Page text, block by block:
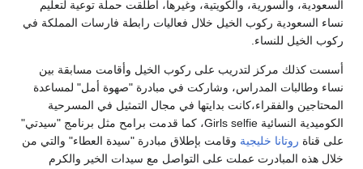
السعودية، والسورية، والكويتية، وغيرها، أطلقت حملة توعية لتعليم
نساء السعودية ركوب الخيل خلال فعاليات رابطة فارسات المملكة في
ركوب الخيل للنساء.
أسست كذلك مركز لتدريب على ركوب الخيل وأقامت مسابقة بين
نساء وطالبات المدراس، وشاركت في مبادرة "صهوة أمل" لمساعدة
المحتاجين والفقراء،كانت بدايتها في مجال التمثيل في المسرحية
الكوميدية النسائية Girls selfie، كما قدمت برامح مثل برنامج "سيدتي"
على قناة روتانا خليجية وقامت بإطلاق مبادرة "سيدة العطاء" والتي من
خلال هذه المبادرت عملت على التواصل مع سيدات الخير والكرم